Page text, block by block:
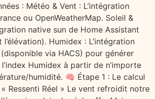
: Météo & Vent : L’intégration
ou OpenWeatherMap. Soleil &
native sun de Home Assistant
l’élévation). Humidex : L’intégration
via HACS) pour générer
Humidex à partir de n’importe
humidité. 🧠 Étape 1 : Le calcul
Ressenti Réel » Le vent refroidit notre